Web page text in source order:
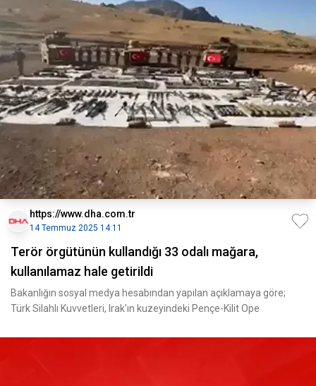
https://www.dha.com.tr
14 Temmuz 2025 14:11
Terör örgütünün kullandığı 33 odalı mağara,
kullanılamaz hale getirildi
Bakanlığın sosyal medya hesabından yapılan açıklamaya göre;
Türk Silahlı Kuvvetleri, Irak'ın kuzeyindeki Pençe-Kilit Ope